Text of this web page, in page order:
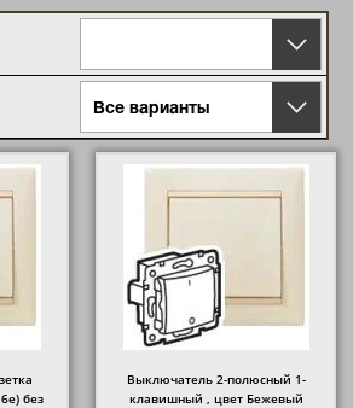
создать блок управления
и электроприборами
от маленькой
Функциональные
и дизайн выше стоимости,
за эти изделия. Цена
и хотите быть уверены в
электронных
то Выключатель 2-
клавишный , цвет Бежевый,
это ваш выбор. Пользуясь
Valena вы можете
в правильности
гарантийный срок.
Все варианты
без
Выключатель 2-полюсный 1-
клавишный , цвет Бежевый